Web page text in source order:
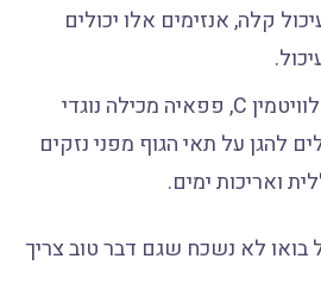
קלה, אנזימים אלו יכולים
מעבר לוויטמין C, פפאיה מכילה נוגדי
להגן על תאי הגוף מפני נזקים
ואריכות ימים.
בואו לא נשכח שגם דבר טוב צריך